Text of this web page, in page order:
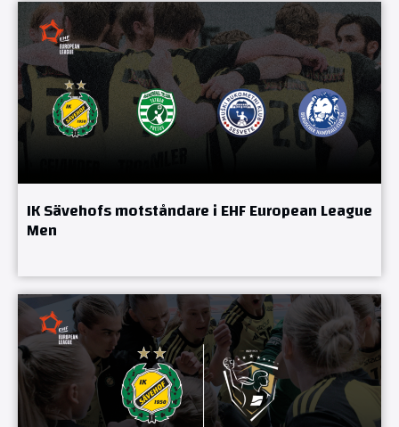
IK Sävehofs motståndare i EHF European League
Men